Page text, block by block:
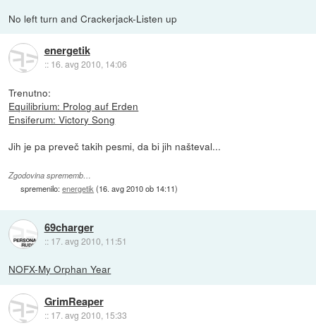
No left turn and Crackerjack-Listen up
energetik
:: 16. avg 2010, 14:06
Trenutno:
Equilibrium: Prolog auf Erden
Ensiferum: Victory Song
Jih je pa preveč takih pesmi, da bi jih našteval...
Zgodovina sprememb…
spremenilo:energetik(16. avg 2010 ob 14:11)
69charger
:: 17. avg 2010, 11:51
NOFX-My Orphan Year
GrimReaper
:: 17. avg 2010, 15:33